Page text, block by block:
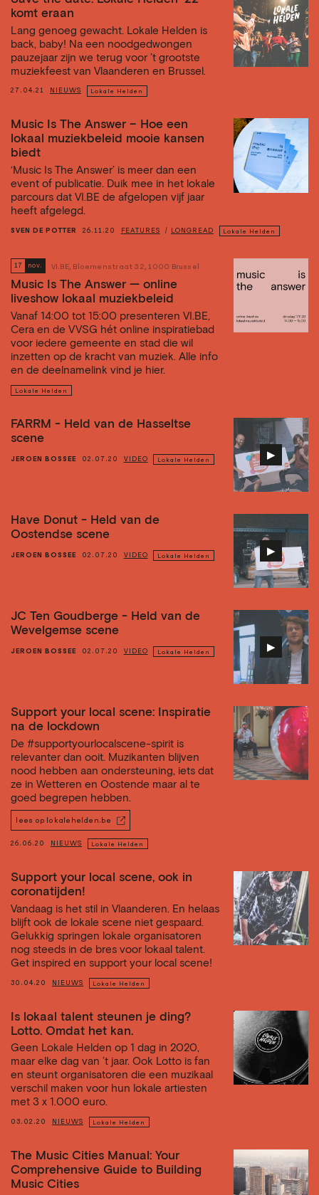
komt eraan
Lang genoeg gewacht. Lokale Helden is
back, baby! Na een noodgedwongen
pauzejaar zijn we terug voor ’t grootste
muziekfeest van Vlaanderen en Brussel.
27.04.21 NIEUWS Lokale Helden
Music Is The Answer – Hoe een
lokaal muziekbeleid mooie kansen
biedt
‘Music Is The Answer’ is meer dan een
event of publicatie. Duik mee in het lokale
parcours dat VI.BE de afgelopen vijf jaar
heeft afgelegd.
SVEN DE POTTER 26.11.20 FEATURES LONGREAD Lokale Helden
17 nov. VI.BE, Bloemenstraat 32, 1000 Brussel
Music Is The Answer — online
liveshow lokaal muziekbeleid
Vanaf 14:00 tot 15:00 presenteren VI.BE,
Cera en de VVSG hét online inspiratiebad
voor iedere gemeente en stad die wil
inzetten op de kracht van muziek. Alle info
en de deelnamelink vind je hier.
Lokale Helden
▶︎
FARRM - Held van de Hasseltse
scene
JEROEN BOSSEE 02.07.20 VIDEO Lokale Helden
▶︎
Have Donut - Held van de
Oostendse scene
JEROEN BOSSEE 02.07.20 VIDEO Lokale Helden
▶︎
JC Ten Goudberge - Held van de
Wevelgemse scene
JEROEN BOSSEE 02.07.20 VIDEO Lokale Helden
Support your local scene: Inspiratie
na de lockdown
De #supportyourlocalscene-spirit is
relevanter dan ooit. Muzikanten blijven
nood hebben aan ondersteuning, iets dat
ze in Wetteren en Oostende maar al te
goed begrepen hebben.
lees op lokalehelden.be
26.06.20 NIEUWS Lokale Helden
Support your local scene, ook in
coronatijden!
Vandaag is het stil in Vlaanderen. En helaas
blijft ook de lokale scene niet gespaard.
Gelukkig springen lokale organisatoren
nog steeds in de bres voor lokaal talent.
Get inspired en support your local scene!
30.04.20 NIEUWS Lokale Helden
Is lokaal talent steunen je ding?
Lotto. Omdat het kan.
Geen Lokale Helden op 1 dag in 2020,
maar elke dag van ’t jaar. Ook Lotto is fan
en steunt organisatoren die een muzikaal
verschil maken voor hun lokale artiesten
met 3 x 1.000 euro.
03.02.20 NIEUWS Lokale Helden
The Music Cities Manual: Your
Comprehensive Guide to Building
Music Cities